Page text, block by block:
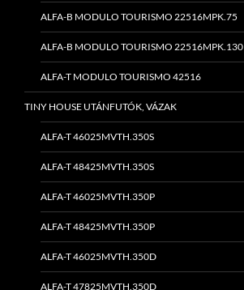
ALFA-B MODULO TOURISMO 22516MPK.75
ALFA-B MODULO TOURISMO 22516MPK.130
ALFA-T MODULO TOURISMO 42516
TINY HOUSE UTÁNFUTÓK, VÁZAK
ALFA-T 46025MVTH.350S
ALFA-T 48425MVTH.350S
ALFA-T 46025MVTH.350P
ALFA-T 48425MVTH.350P
ALFA-T 46025MVTH.350D
ALFA-T 47825MVTH.350D